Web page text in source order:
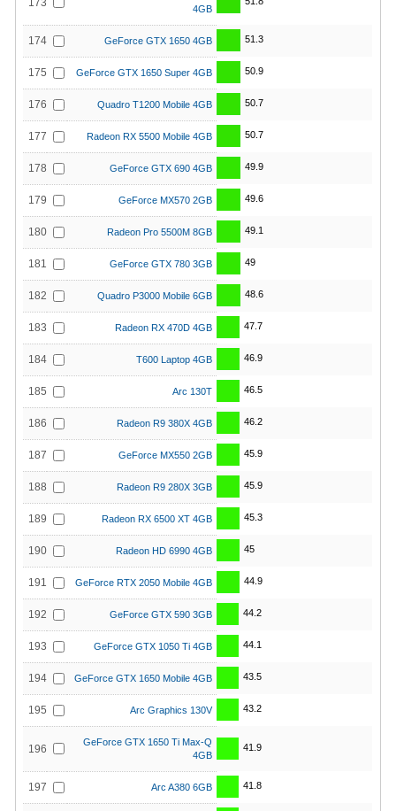
173
4GB
174 GeForce GTX 1650 4GB 51.3
175 GeForce GTX 1650 Super 4GB 50.9
176 Quadro T1200 Mobile 4GB 50.7
177 Radeon RX 5500 Mobile 4GB 50.7
178 GeForce GTX 690 4GB 49.9
179 GeForce MX570 2GB 49.6
180 Radeon Pro 5500M 8GB 49.1
181 GeForce GTX 780 3GB 49
182 Quadro P3000 Mobile 6GB 48.6
183 Radeon RX 470D 4GB 47.7
184 T600 Laptop 4GB 46.9
185 Arc 130T 46.5
186 Radeon R9 380X 4GB 46.2
187 GeForce MX550 2GB 45.9
188 Radeon R9 280X 3GB 45.9
189 Radeon RX 6500 XT 4GB 45.3
190 Radeon HD 6990 4GB 45
191 GeForce RTX 2050 Mobile 4GB 44.9
192 GeForce GTX 590 3GB 44.2
193 GeForce GTX 1050 Ti 4GB 44.1
194 GeForce GTX 1650 Mobile 4GB 43.5
195 Arc Graphics 130V 43.2
196
GeForce GTX 1650 Ti Max-Q
4GB
41.9
197 Arc A380 6GB 41.8